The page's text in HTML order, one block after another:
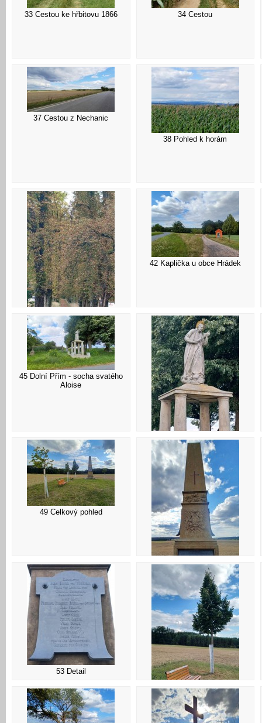
33 Cestou ke hřbitovu 1866 34 Cestou
37 Cestou z Nechanic
38 Pohled k horám
41 Alej u zámku
42 Kaplička u obce Hrádek
45 Dolní Přím - socha svatého
Aloise
46 Detail
49 Celkový pohled
50 Pomník připomíná rakouský
74. pěší pluk z Jičína
53 Detail
54 Lavička